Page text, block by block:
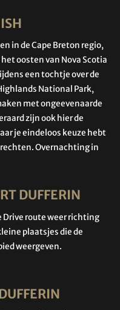
in de Cape Breton regio,
oosten van Nova Scotia
een tochtje over de
National Park,
met ongeevenaarde
zijn ook hier de
je eindeloos keuze hebt
Overnachting in
DUFFERIN
Drive route weer richting
plaatsjes die de
weergeven.